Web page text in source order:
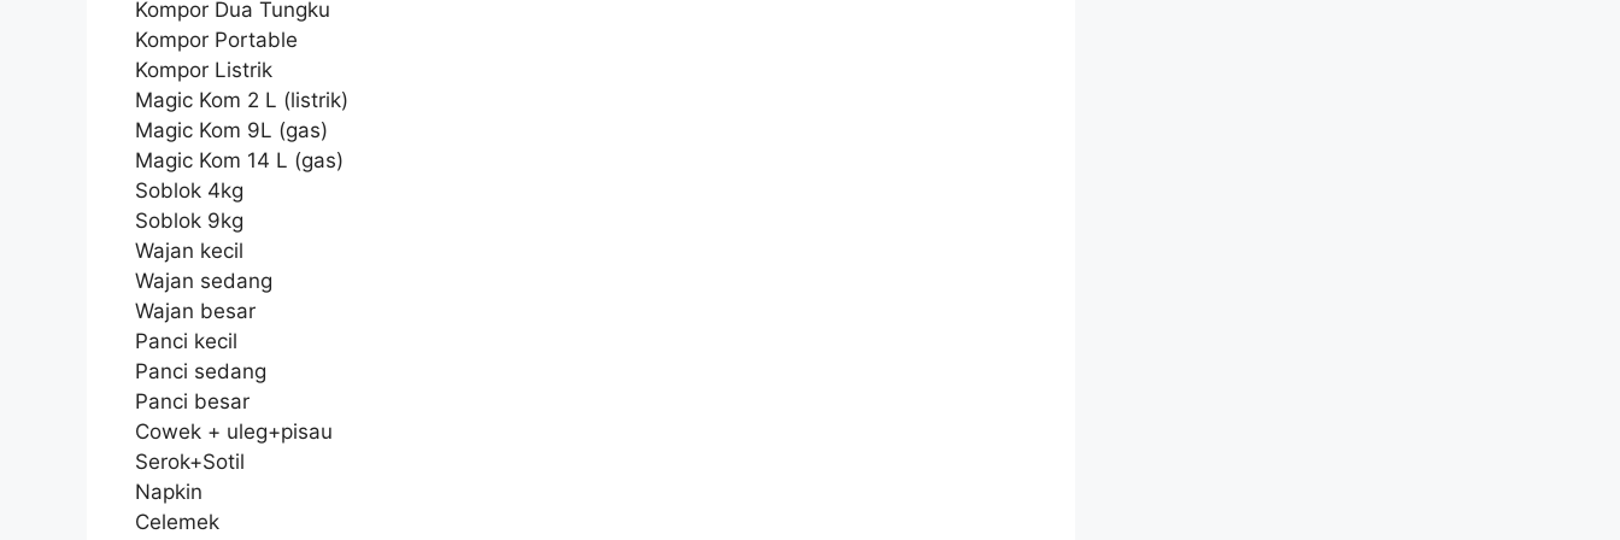
Kompor Dua Tungku
Kompor Portable
Kompor Listrik
Magic Kom 2 L (listrik)
Magic Kom 9L (gas)
Magic Kom 14 L (gas)
Soblok 4kg
Soblok 9kg
Wajan kecil
Wajan sedang
Wajan besar
Panci kecil
Panci sedang
Panci besar
Cowek + uleg+pisau
Serok+Sotil
Napkin
Celemek